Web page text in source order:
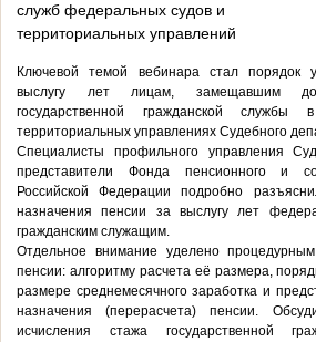
служб федеральных судов и
территориальных управлений
Ключевой темой вебинара стал порядок
выслугу лет лицам, замещавшим
государственной гражданской
территориальных управлениях Судебного
Специалисты профильного управления
представители Фонда пенсионного и
Российской Федерации подробно
назначения пенсии за выслугу лет
гражданским служащим.
Отдельное внимание уделено
пенсии: алгоритму расчета её размера,
размере среднемесячного заработка и
назначения (перерасчета) пенсии.
исчисления стажа государственной